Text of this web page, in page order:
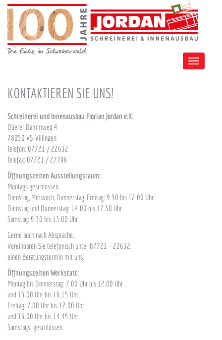
Toggle
KONTAKTIEREN SIE UNS!
Schreinerei und Innenausbau Florian Jordan e.K.
Oberer Dammweg 4
78050 VS-Villingen
Telefon: 07721 / 22632
Telefax: 07721 / 27796
Öffnungszeiten Ausstellungsraum:
Montags geschlossen
Dienstag, Mittwoch, Donnerstag, Freitag: 9.30 bis 12.00 Uhr
Dienstag und Donnerstag: 14.00 bis 17.30 Uhr
Samstag: 9.30 bis 13.00 Uhr
Gerne auch nach Absprache.
Vereinbaren Sie telefonisch unter 07721 – 22632,
einen Beratungstermin mit uns.
Öffnungszeiten Werkstatt:
Montag bis Donnerstag: 7.00 Uhr bis 12.00 Uhr
und 13.00 Uhr bis 16.15 Uhr
Freitag: 7.00 Uhr bis 12.00 Uhr
und 13.00 Uhr bis 14.45 Uhr
Samstags: geschlossen.